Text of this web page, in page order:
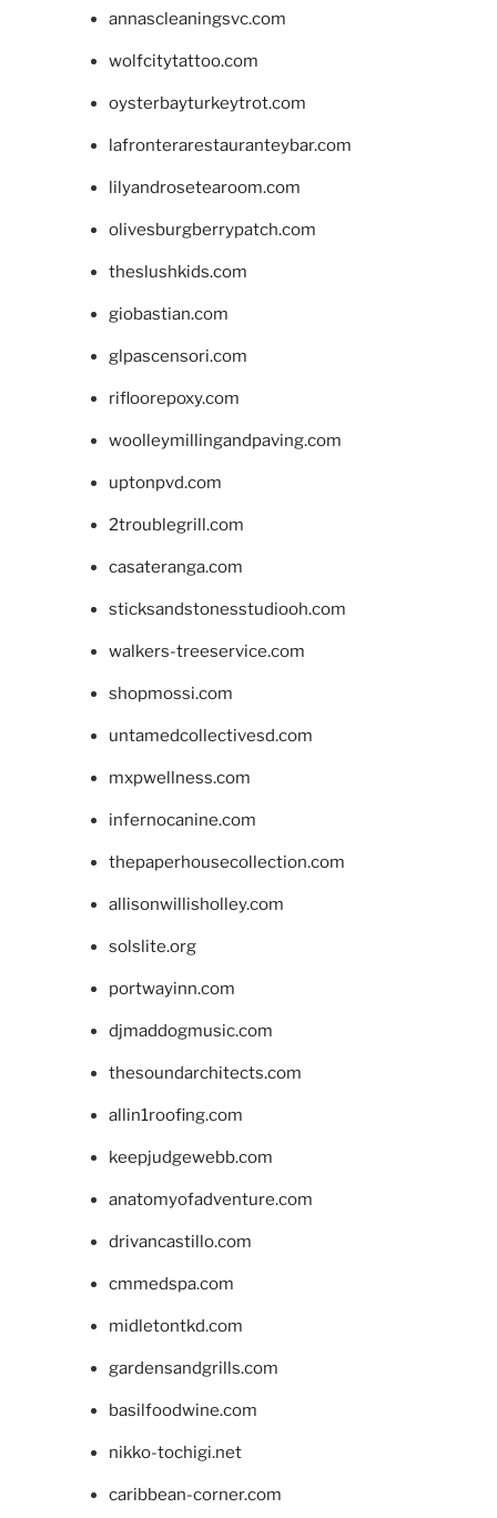
annascleaningsvc.com
wolfcitytattoo.com
oysterbayturkeytrot.com
lafronterarestauranteybar.com
lilyandrosetearoom.com
olivesburgberrypatch.com
theslushkids.com
giobastian.com
glpascensori.com
rifloorepoxy.com
woolleymillingandpaving.com
uptonpvd.com
2troublegrill.com
casateranga.com
sticksandstonesstudiooh.com
walkers-treeservice.com
shopmossi.com
untamedcollectivesd.com
mxpwellness.com
infernocanine.com
thepaperhousecollection.com
allisonwillisholley.com
solslite.org
portwayinn.com
djmaddogmusic.com
thesoundarchitects.com
allin1roofing.com
keepjudgewebb.com
anatomyofadventure.com
drivancastillo.com
cmmedspa.com
midletontkd.com
gardensandgrills.com
basilfoodwine.com
nikko-tochigi.net
caribbean-corner.com